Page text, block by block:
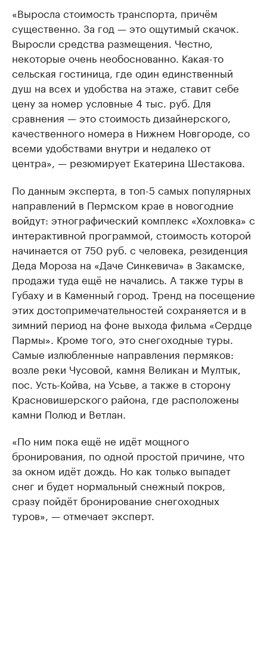
«Выросла стоимость транспорта, причём
существенно. За год — это ощутимый скачок.
Выросли средства размещения. Честно,
некоторые очень необоснованно. Какая-то
сельская гостиница, где один единственный
душ на всех и удобства на этаже, ставит себе
цену за номер условные 4 тыс. руб. Для
сравнения — это стоимость дизайнерского,
качественного номера в Нижнем Новгороде, со
всеми удобствами внутри и недалеко от
центра», — резюмирует Екатерина Шестакова.
По данным эксперта, в топ-5 самых популярных
направлений в Пермском крае в новогодние
войдут: этнографический комплекс «Хохловка» с
интерактивной программой, стоимость которой
начинается от 750 руб. с человека, резиденция
Деда Мороза на «Даче Синкевича» в Закамске,
продажи туда ещё не начались. А также туры в
Губаху и в Каменный город. Тренд на посещение
этих достопримечательностей сохраняется и в
зимний период на фоне выхода фильма «Сердце
Пармы». Кроме того, это снегоходные туры.
Самые излюбленные направления пермяков:
возле реки Чусовой, камня Великан и Мултык,
пос. Усть-Койва, на Усьве, а также в сторону
Красновишерского района, где расположены
камни Полюд и Ветлан.
«По ним пока ещё не идёт мощного
бронирования, по одной простой причине, что
за окном идёт дождь. Но как только выпадет
снег и будет нормальный снежный покров,
сразу пойдёт бронирование снегоходных
туров», — отмечает эксперт.